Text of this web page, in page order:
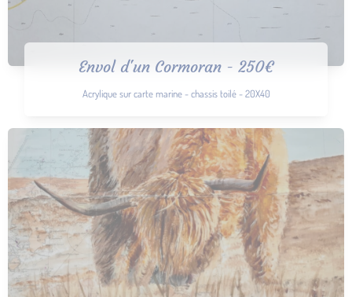
Envol d'un Cormoran - 250€
Acrylique sur carte marine - chassis toilé - 20X40